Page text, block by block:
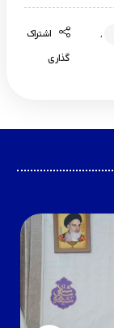
,
اشتراک
گذاری